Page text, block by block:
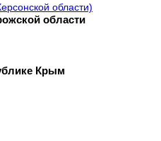
области)
области
Крым